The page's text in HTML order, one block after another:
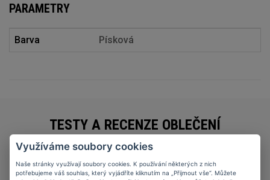
PARAMETRY
Barva Písková
TESTY A RECENZE OBLEČENÍ
27 11 2025
Využíváme soubory cookies
Naše stránky využívají soubory cookies. K používání některých z nich
potřebujeme váš souhlas, který vyjádříte kliknutím na „Přijmout vše“. Můžete